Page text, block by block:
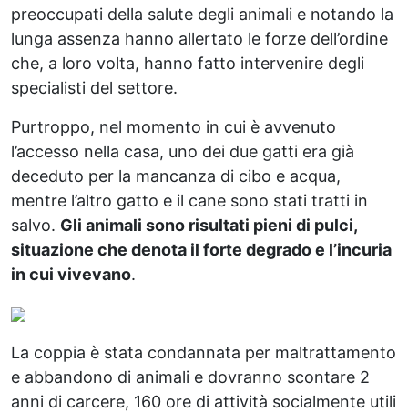
preoccupati della salute degli animali e notando la
lunga assenza hanno allertato le forze dell’ordine
che, a loro volta, hanno fatto intervenire degli
specialisti del settore.
Purtroppo, nel momento in cui è avvenuto
l’accesso nella casa, uno dei due gatti era già
deceduto per la mancanza di cibo e acqua,
mentre l’altro gatto e il cane sono stati tratti in
salvo. Gli animali sono risultati pieni di pulci,
situazione che denota il forte degrado e l’incuria
in cui vivevano.
La coppia è stata condannata per maltrattamento
e abbandono di animali e dovranno scontare 2
anni di carcere, 160 ore di attività socialmente utili